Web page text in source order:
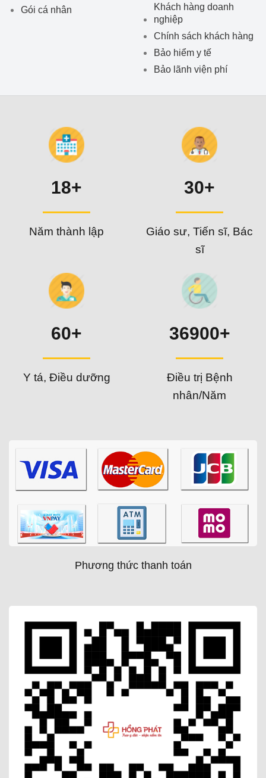
Gói cá nhân
Khách hàng doanh
nghiệp
Chính sách khách hàng
Bảo hiểm y tế
Bảo lãnh viện phí
18+
Năm thành lập
30+
Giáo sư, Tiến sĩ, Bác
sĩ
60+
Y tá, Điều dưỡng
36900+
Điều trị Bệnh
nhân/Năm
Phương thức thanh toán